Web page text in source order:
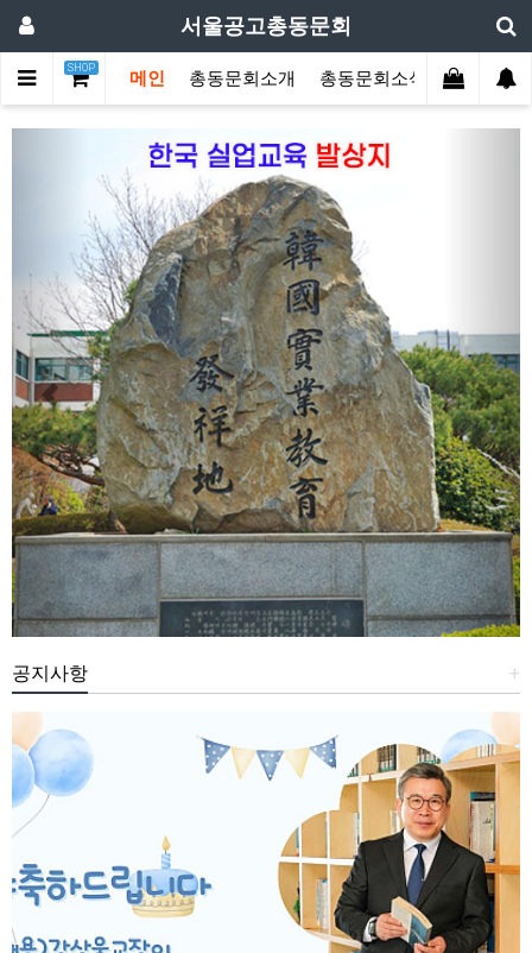
서울공고총동문회
SHOP
메인 총동문회소개 총동문회소식 동문한마
+
공지사항